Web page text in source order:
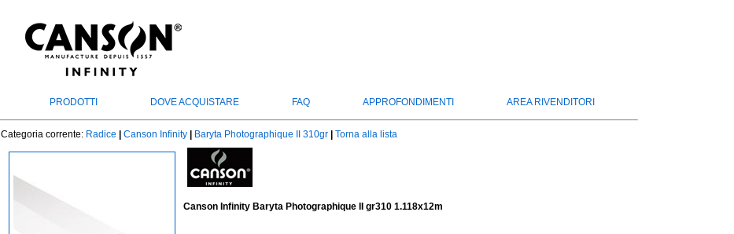
PRODOTTI DOVE ACQUISTARE FAQ APPROFONDIMENTI AREA RIVENDITORI
Categoria corrente: Radice Canson Infinity Baryta Photographique II 310gr Torna alla lista
Canson Infinity Baryta Photographique II gr310 1.118x12m